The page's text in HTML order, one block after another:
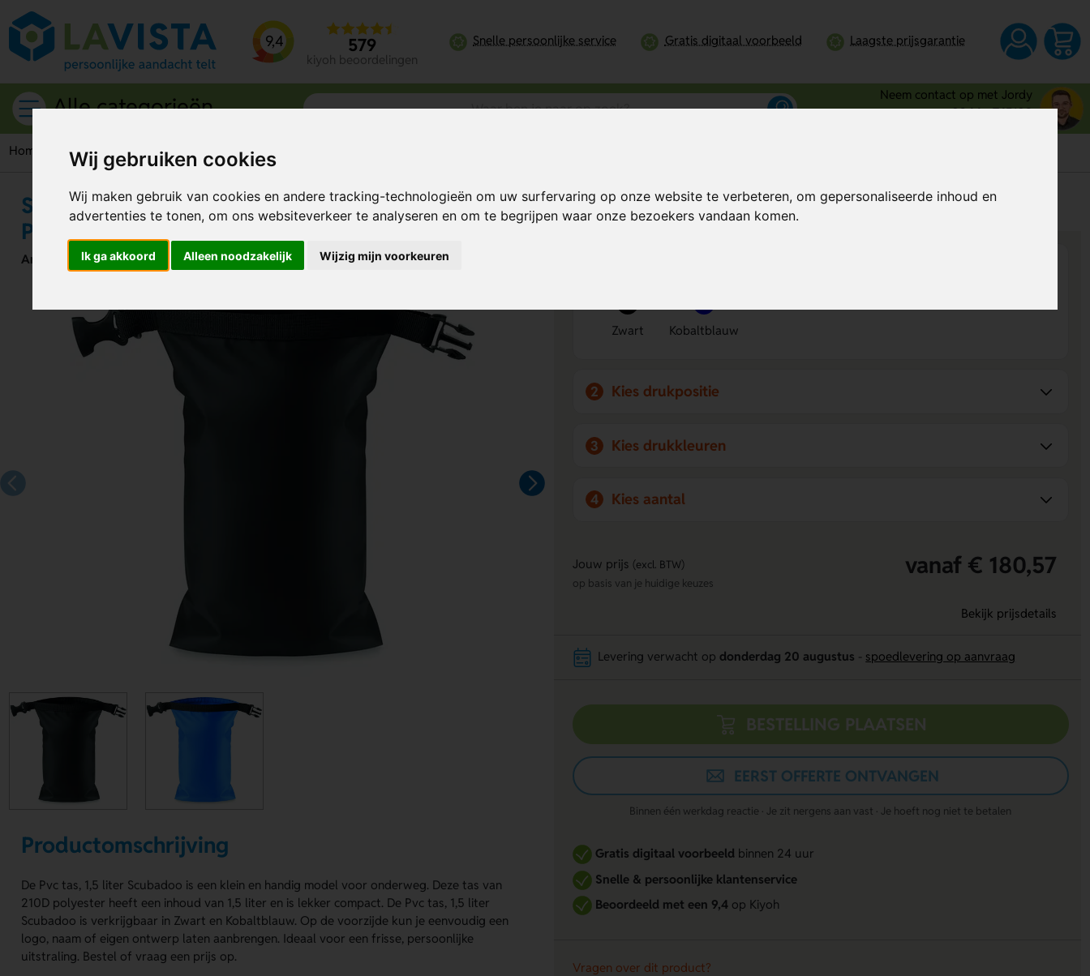
Wij gebruiken cookies
Wij maken gebruik van cookies en andere tracking-technologieën om uw surfervaring op onze website te verbeteren, om gepersonaliseerde inhoud en
advertenties te tonen, om ons websiteverkeer te analyseren en om te begrijpen waar onze bezoekers vandaan komen.
Ik ga akkoord Alleen noodzakelijk Wijzig mijn voorkeuren
9,4 579
kiyoh beoordelingen
Snelle persoonlijke service Gratis digitaal voorbeeld Laagste prijsgarantie
Alle categorieën
Neem contact op met Jordy
0344 - 745109
Home Tassen Scubadoo PVC Tas 1,5 Liter – Compact en Praktisch
Scubadoo PVC Tas 1,5 Liter – Compact en
Praktisch
Artikelnummer:103919
Productomschrijving
De Pvc tas, 1,5 liter Scubadoo is een klein en handig model voor onderweg. Deze tas van
210D polyester heeft een inhoud van 1,5 liter en is lekker compact. De Pvc tas, 1,5 liter
Scubadoo is verkrijgbaar in Zwart en Kobaltblauw. Op de voorzijde kun je eenvoudig een
logo, naam of eigen ontwerp laten aanbrengen. Ideaal voor een frisse, persoonlijke
uitstraling. Bestel of vraag een prijs op.
Bereken mijn prijs Al vanaf€ 3,04 per stuk (excl. BTW)
Zwart Kobaltblauw
2 Kies drukpositie
3 Kies drukkleuren
4 Kies aantal
Jouw prijs (excl. BTW) vanaf € 180,57
op basis van je huidige keuzes
Bekijk prijsdetails
Levering verwacht op donderdag 20 augustus spoedlevering op aanvraag
BESTELLING PLAATSEN
EERST OFFERTE ONTVANGEN
Binnen één werkdag reactie · Je zit nergens aan vast · Je hoeft nog niet te betalen
Gratis digitaal voorbeeldbinnen 24 uur
Snelle & persoonlijke klantenservice
Beoordeeld met een 9,4op Kiyoh
Vragen over dit product?